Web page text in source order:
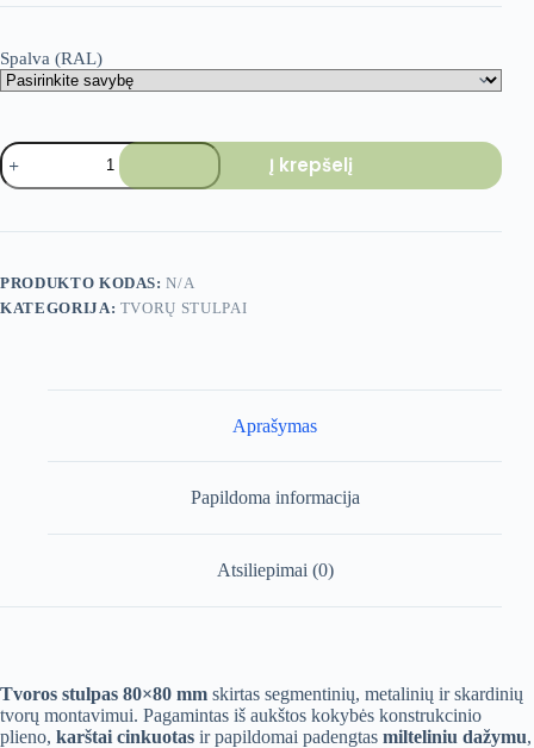
Spalva (RAL)
produkto
kiekis:
Tvoros
80x80x2,0
2500
mm
Į krepšelį
PRODUKTO KODAS:N/A
KATEGORIJA: TVORŲ STULPAI
Aprašymas
Papildoma informacija
Atsiliepimai (0)
Tvoros stulpas 80×80 mm skirtas segmentinių, metalinių ir skardinių
tvorų montavimui. Pagamintas iš aukštos kokybės konstrukcinio
plieno, karštai cinkuotas ir papildomai padengtas milteliniu dažymu,